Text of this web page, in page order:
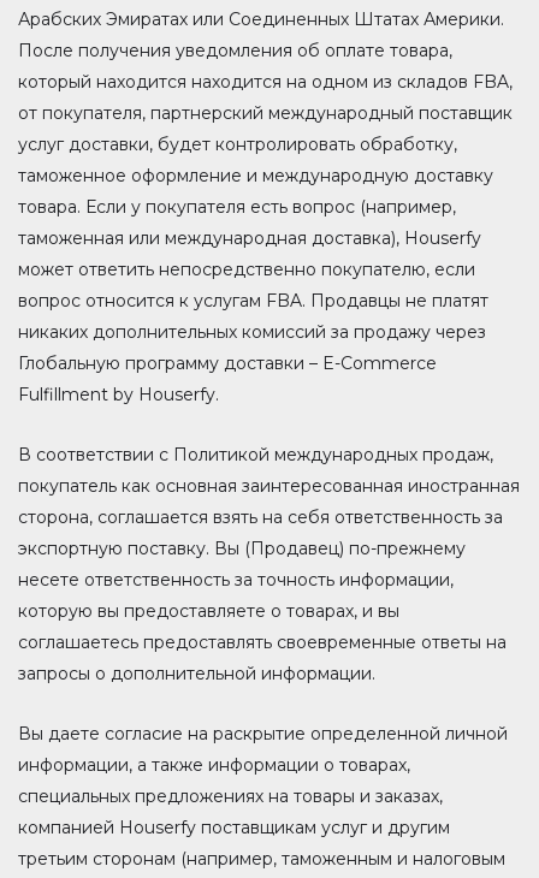
Арабских Эмиратах или Соединенных Штатах Америки.
После получения уведомления об оплате товара,
который находится находится на одном из складов FBA,
от покупателя, партнерский международный поставщик
услуг доставки, будет контролировать обработку,
таможенное оформление и международную доставку
товара. Если у покупателя есть вопрос (например,
таможенная или международная доставка), Houserfy
может ответить непосредственно покупателю, если
вопрос относится к услугам FBA. Продавцы не платят
никаких дополнительных комиссий за продажу через
Глобальную программу доставки – E-Commerce
Fulfillment by Houserfy.
В соответствии с Политикой международных продаж,
покупатель как основная заинтересованная иностранная
сторона, соглашается взять на себя ответственность за
экспортную поставку. Вы (Продавец) по-прежнему
несете ответственность за точность информации,
которую вы предоставляете о товарах, и вы
соглашаетесь предоставлять своевременные ответы на
запросы о дополнительной информации.
Вы даете согласие на раскрытие определенной личной
информации, а также информации о товарах,
специальных предложениях на товары и заказах,
компанией Houserfy поставщикам услуг и другим
третьим сторонам (например, таможенным и налоговым